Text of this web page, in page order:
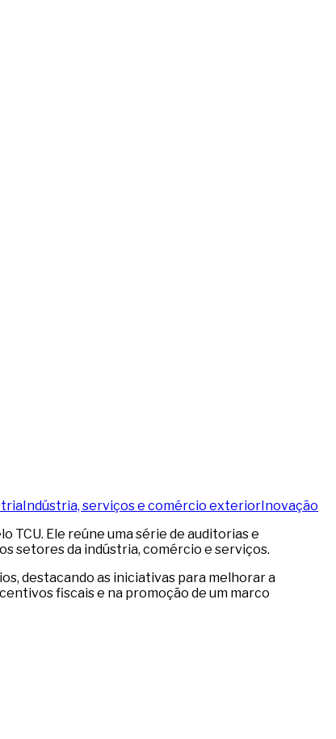
Indústria, serviços e comércio exteriorInovação
TCU. Ele reúne uma série de auditorias e
setores da indústria, comércio e serviços.
destacando as iniciativas para melhorar a
fiscais e na promoção de um marco